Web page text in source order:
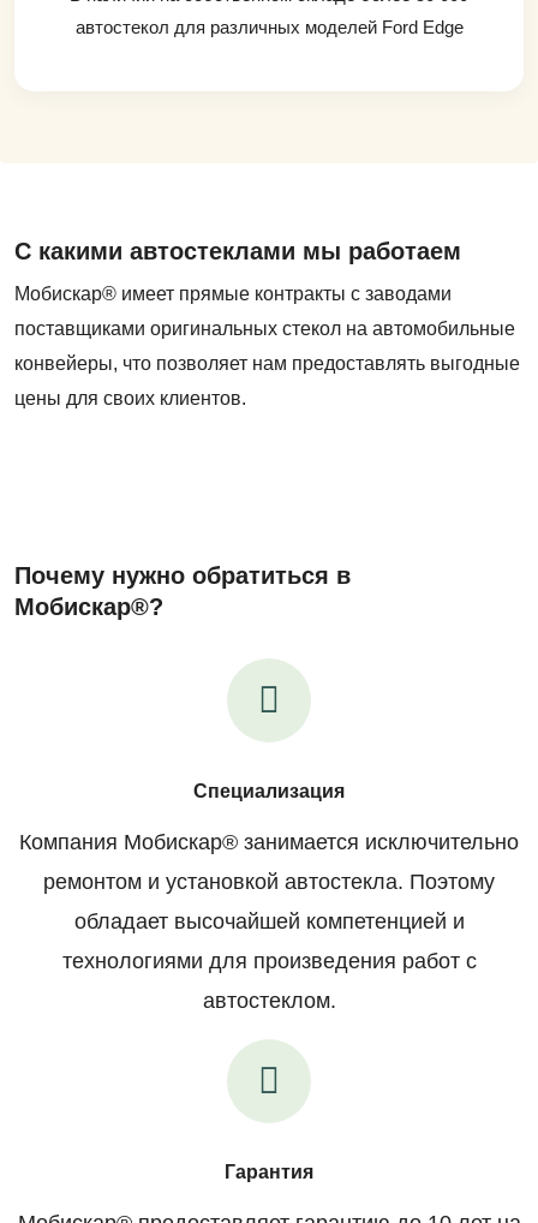
автостекол для различных моделей Ford Edge
С какими автостеклами мы работаем
Мобискар® имеет прямые контракты с заводами
поставщиками оригинальных стекол на автомобильные
конвейеры, что позволяет нам предоставлять выгодные
цены для своих клиентов.
Почему нужно обратиться в
Мобискар®?
Специализация
Компания Мобискар® занимается исключительно
ремонтом и установкой автостекла. Поэтому
обладает высочайшей компетенцией и
технологиями для произведения работ с
автостеклом.
Гарантия